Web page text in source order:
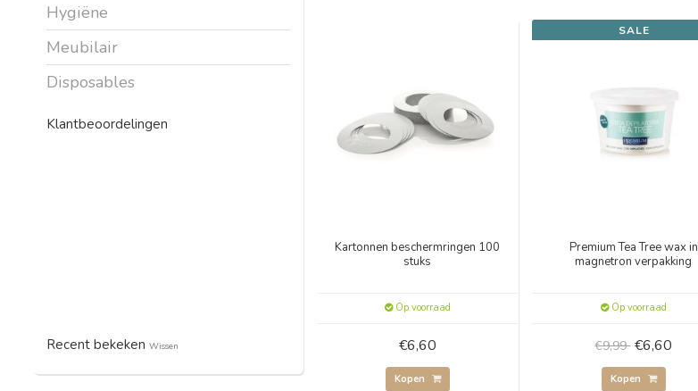
Hygiëne
Meubilair
Disposables
Klantbeoordelingen
Recent bekeken Wissen
Kartonnen beschermringen 100
stuks
Op voorraad
€6,60
Kopen
SALE
Premium Tea Tree wax in
magnetron verpakking
Op voorraad
€9,99 €6,60
Kopen